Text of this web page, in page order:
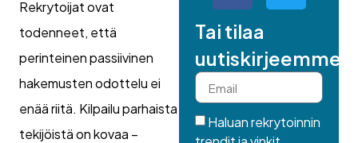
Rekrytoijat ovat
todenneet, että
perinteinen passiivinen
hakemusten odottelu ei
enää riitä. Kilpailu parhaista
tekijöistä on kovaa –
Tai tilaa
uutiskirjeemme.
Haluan rekrytoinnin